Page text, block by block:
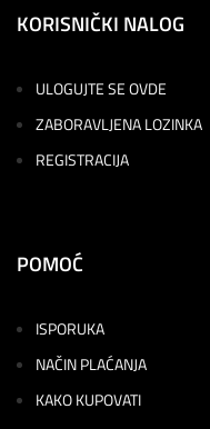
KORISNIČKI NALOG
ULOGUJTE SE OVDE
ZABORAVLJENA LOZINKA
REGISTRACIJA
POMOĆ
ISPORUKA
NAČIN PLAĆANJA
KAKO KUPOVATI